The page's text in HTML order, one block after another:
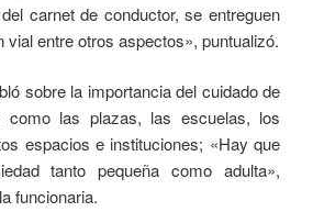
carnet de conductor, se entreguen
vial entre otros aspectos», puntualizó.
sobre la importancia del cuidado de
como las plazas, las escuelas, los
espacios e instituciones; «Hay que
tanto pequeña como adulta»,
funcionaria.